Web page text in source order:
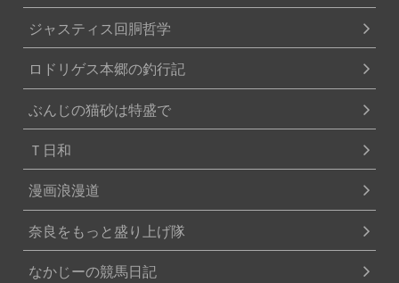
ジャスティス回胴哲学
ロドリゲス本郷の釣行記
ぶんじの猫砂は特盛で
Ｔ日和
漫画浪漫道
奈良をもっと盛り上げ隊
なかじーの競馬日記